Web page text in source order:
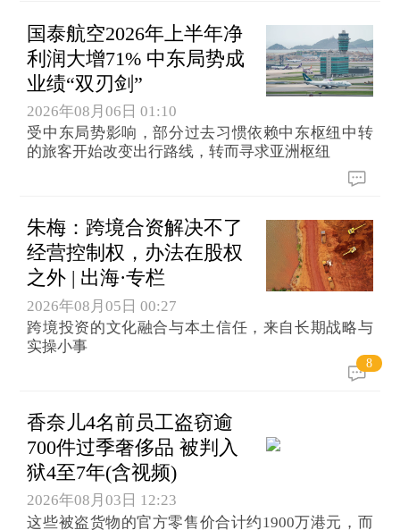
国泰航空2026年上半年净
利润大增71% 中东局势成
业绩“双刃剑”
2026年08月06日 01:10
受中东局势影响，部分过去习惯依赖中东枢纽中转
的旅客开始改变出行路线，转而寻求亚洲枢纽
朱梅：跨境合资解决不了
经营控制权，办法在股权
之外 | 出海·专栏
2026年08月05日 00:27
跨境投资的文化融合与本土信任，来自长期战略与
实操小事
8
香奈儿4名前员工盗窃逾
700件过季奢侈品 被判入
狱4至7年(含视频)
2026年08月03日 12:23
这些被盗货物的官方零售价合计约1900万港元，而